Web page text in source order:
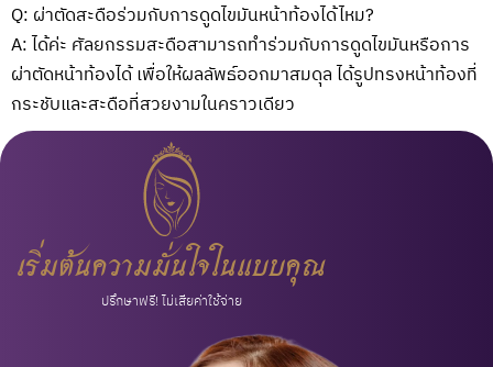
Q: ผ่าตัดสะดือร่วมกับการดูดไขมันหน้าท้องได้ไหม?
A: ได้ค่ะ ศัลยกรรมสะดือสามารถทำร่วมกับการดูดไขมันหรือการ
ผ่าตัดหน้าท้องได้ เพื่อให้ผลลัพธ์ออกมาสมดุล ได้รูปทรงหน้าท้องที่
กระชับและสะดือที่สวยงามในคราวเดียว
เริ่มต้นความมั่นใจในแบบคุณ
ปรึกษาฟรี! ไม่เสียค่าใช้จ่าย